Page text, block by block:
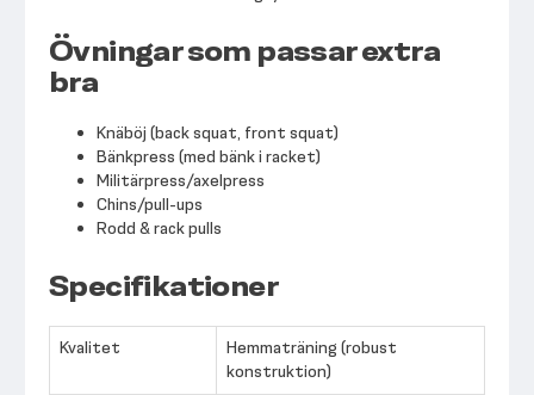
Övningar som passar extra
bra
Knäböj (back squat, front squat)
Bänkpress (med bänk i racket)
Militärpress/axelpress
Chins/pull-ups
Rodd & rack pulls
Specifikationer
Kvalitet
Hemmaträning (robust
konstruktion)